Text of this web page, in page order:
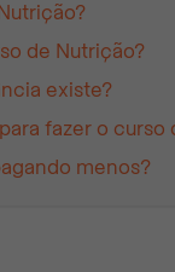
de Nutrição?
existe?
fazer o curso
menos?